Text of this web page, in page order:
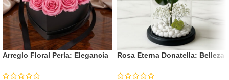
Arreglo Floral Perla: Elegancia
Rosa Eterna Donatella: Belleza